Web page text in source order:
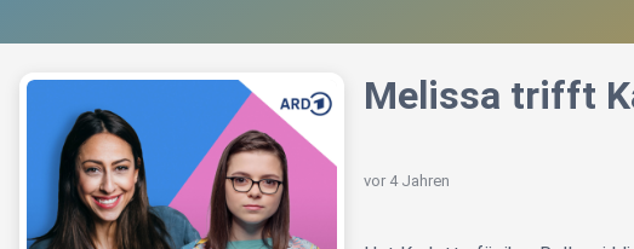
Melissa trifft
vor 4 Jahren